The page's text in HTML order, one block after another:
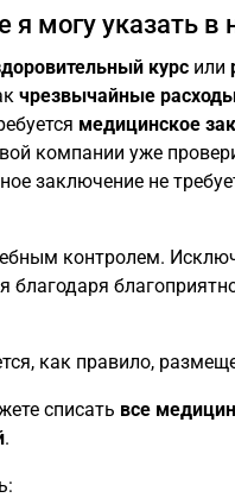
могу указать в
курсили
чрезвычайные
медицинское
компании уже
заключение не
контролем.
благодаря
как правило,
списать все
.